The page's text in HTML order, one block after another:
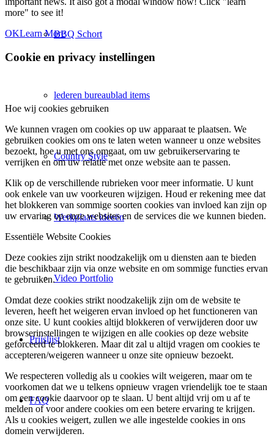
BBQ Schort
lederen bureaublad items
Country Style
Werkplaats ideeën
Video Portfolio
Prijslijst
FAQ
more" to see it!
OKLearn More
Cookie en privacy instellingen
Hoe wij cookies gebruiken
We kunnen vragen om cookies op uw apparaat te plaatsen. We
gebruiken cookies om ons te laten weten wanneer u onze websites
bezoekt, hoe u met ons omgaat, om uw gebruikerservaring te
verrijken en om uw relatie met onze website aan te passen.
Klik op de verschillende rubrieken voor meer informatie. U kunt
ook enkele van uw voorkeuren wijzigen. Houd er rekening mee dat
het blokkeren van sommige soorten cookies van invloed kan zijn op
uw ervaring op onze websites en de services die we kunnen bieden.
Essentiële Website Cookies
Deze cookies zijn strikt noodzakelijk om u diensten aan te bieden
die beschikbaar zijn via onze website en om sommige functies ervan
te gebruiken.
Omdat deze cookies strikt noodzakelijk zijn om de website te
leveren, heeft het weigeren ervan invloed op het functioneren van
onze site. U kunt cookies altijd blokkeren of verwijderen door uw
browserinstellingen te wijzigen en alle cookies op deze website
geforceerd te blokkeren. Maar dit zal u altijd vragen om cookies te
accepteren/weigeren wanneer u onze site opnieuw bezoekt.
We respecteren volledig als u cookies wilt weigeren, maar om te
voorkomen dat we u telkens opnieuw vragen vriendelijk toe te staan
om een cookie daarvoor op te slaan. U bent altijd vrij om u af te
melden of voor andere cookies om een betere ervaring te krijgen.
Als u cookies weigert, zullen we alle ingestelde cookies in ons
domein verwijderen.